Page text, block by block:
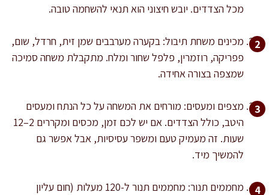
מכל הצדדים. יובש חיצוני הוא תנאי להשחמה טובה.
מכינים משחת תיבול: בקערה מערבבים שמן זית, חרדל, שום,
פפריקה, רוזמרין, פלפל שחור ומלח. מתקבלת משחה סמיכה
שמצפה בצורה אחידה.
מצפים ומעסים: מורחים את המשחה על כל הנתח ומעסים
היטב, כולל הצדדים. אם יש לכם זמן, מכסים ומקררים 2–12
שעות. זה מעמיק טעם ומשפר עסיסיות, אבל אפשר גם
להמשיך מיד.
מחממים תנור: מחממים תנור ל-120 מעלות (חום עליון